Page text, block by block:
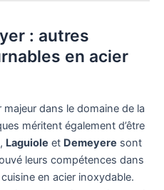
: autres
en acier
dans le domaine de la
méritent également d’être
, Laguiole et Demeyere sont
leurs compétences dans
en acier inoxydable.